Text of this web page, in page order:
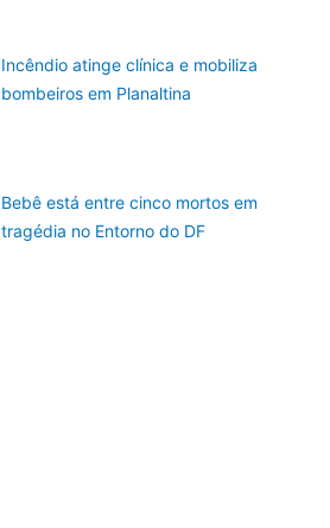
Incêndio atinge clínica e mobiliza
bombeiros em Planaltina
Bebê está entre cinco mortos em
tragédia no Entorno do DF